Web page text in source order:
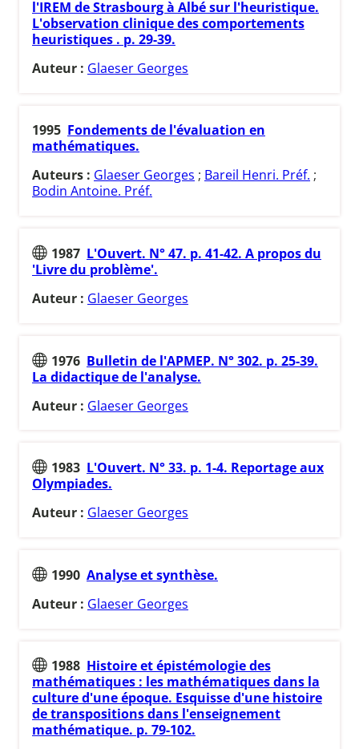
l'IREM de Strasbourg à Albé sur l'heuristique.
L'observation clinique des comportements
heuristiques . p. 29-39.
Auteur : Glaeser Georges
1995 Fondements de l'évaluation en
mathématiques.
Auteurs : Glaeser Georges ; Bareil Henri. Préf. ;
Bodin Antoine. Préf.
1987 L'Ouvert. N° 47. p. 41-42. A propos du
'Livre du problème'.
Auteur : Glaeser Georges
1976 Bulletin de l'APMEP. N° 302. p. 25-39.
La didactique de l'analyse.
Auteur : Glaeser Georges
1983 L'Ouvert. N° 33. p. 1-4. Reportage aux
Olympiades.
Auteur : Glaeser Georges
1990 Analyse et synthèse.
Auteur : Glaeser Georges
1988 Histoire et épistémologie des
mathématiques : les mathématiques dans la
culture d'une époque. Esquisse d'une histoire
de transpositions dans l'enseignement
mathématique. p. 79-102.